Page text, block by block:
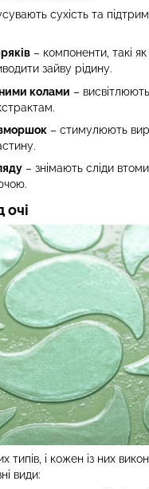
сухість та
– компоненти, такі як
зайву рідину.
колами –
– стимулюють
– знімають сліди
очі
типів, і кожен із них
види: